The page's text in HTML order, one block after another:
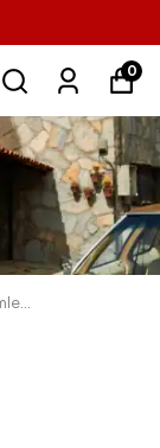
0
Tişört Yaka Çeşitleri: Gömlek Yaka, Polo Yaka ve Sıfır Yaka Nedir?